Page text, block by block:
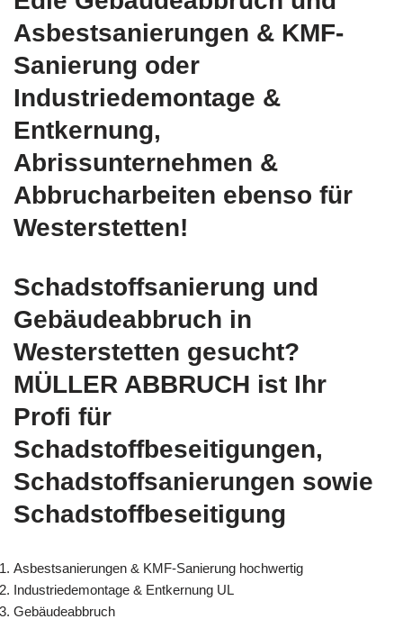
Asbestsanierungen & KMF-
Sanierung oder
Industriedemontage &
Entkernung,
Abrissunternehmen &
Abbrucharbeiten ebenso für
Westerstetten!
Schadstoffsanierung und
Gebäudeabbruch in
Westerstetten gesucht?
MÜLLER ABBRUCH ist Ihr
Profi für
Schadstoffbeseitigungen,
Schadstoffsanierungen sowie
Schadstoffbeseitigung
Asbestsanierungen & KMF-Sanierung hochwertig
Industriedemontage & Entkernung UL
Gebäudeabbruch